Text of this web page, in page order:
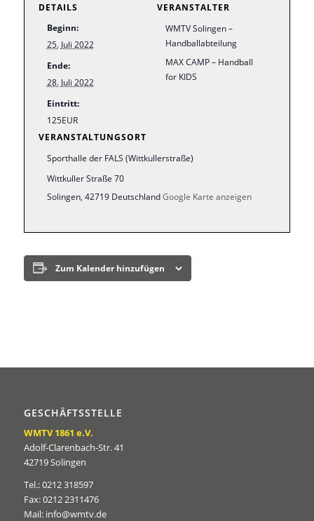
DETAILS
Beginn:
25. Juli 2022
Ende:
28. Juli 2022
Eintritt:
125EUR
VERANSTALTUNGSORT
Sporthalle der FALS (Wittkullerstraße)
Wittkuller Straße 70
Solingen, 42719 Deutschland Google Karte anzeigen
VERANSTALTER
WMTV Solingen –
Handballabteilung
MAX CAMP – Handball
for KIDS
Zum Kalender hinzufügen
GESCHÄFTSSTELLE
WMTV 1861 e.V.
Adolf-Clarenbach-Str. 41
42719 Solingen
Tel.: 0212 318597
Fax: 0212 2311476
Mail: info@wmtv.de